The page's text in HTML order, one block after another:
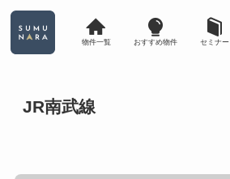
物件一覧 おすすめ物件 セミナー
JR南武線